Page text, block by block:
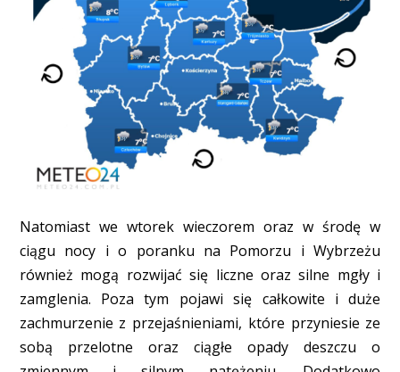
Natomiast we wtorek wieczorem oraz w środę w
ciągu nocy i o poranku na Pomorzu i Wybrzeżu
również mogą rozwijać się liczne oraz silne mgły i
zamglenia. Poza tym pojawi się całkowite i duże
zachmurzenie z przejaśnieniami, które przyniesie ze
sobą przelotne oraz ciągłe opady deszczu o